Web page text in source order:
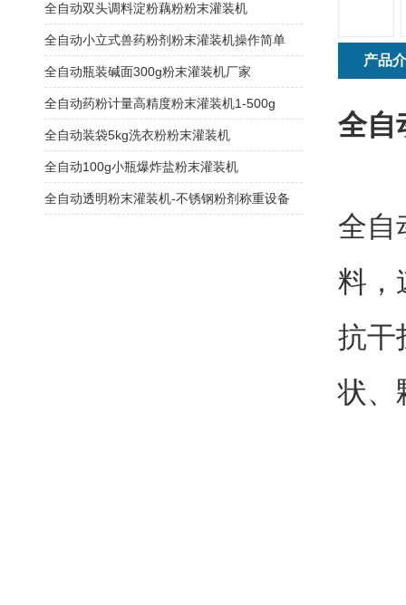
产品
全自
全自
料，
抗干
状、
全自动双头调料淀粉藕粉粉末灌装机
全自动小立式兽药粉剂粉末灌装机操作简单
全自动瓶装碱面300g粉末灌装机厂家
全自动药粉计量高精度粉末灌装机1-500g
全自动装袋5kg洗衣粉粉末灌装机
全自动100g小瓶爆炸盐粉末灌装机
全自动透明粉末灌装机-不锈钢粉剂称重设备